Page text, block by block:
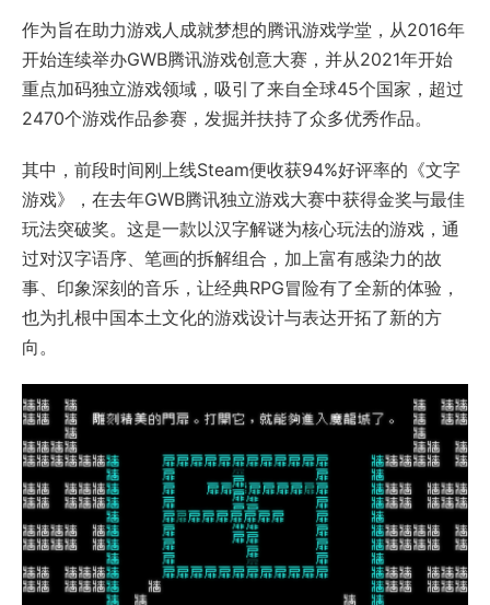
作为旨在助力游戏人成就梦想的腾讯游戏学堂，从2016年
开始连续举办GWB腾讯游戏创意大赛，并从2021年开始
重点加码独立游戏领域，吸引了来自全球45个国家，超过
2470个游戏作品参赛，发掘并扶持了众多优秀作品。
其中，前段时间刚上线Steam便收获94%好评率的《文字
游戏》，在去年GWB腾讯独立游戏大赛中获得金奖与最佳
玩法突破奖。这是一款以汉字解谜为核心玩法的游戏，通
过对汉字语序、笔画的拆解组合，加上富有感染力的故
事、印象深刻的音乐，让经典RPG冒险有了全新的体验，
也为扎根中国本土文化的游戏设计与表达开拓了新的方
向。